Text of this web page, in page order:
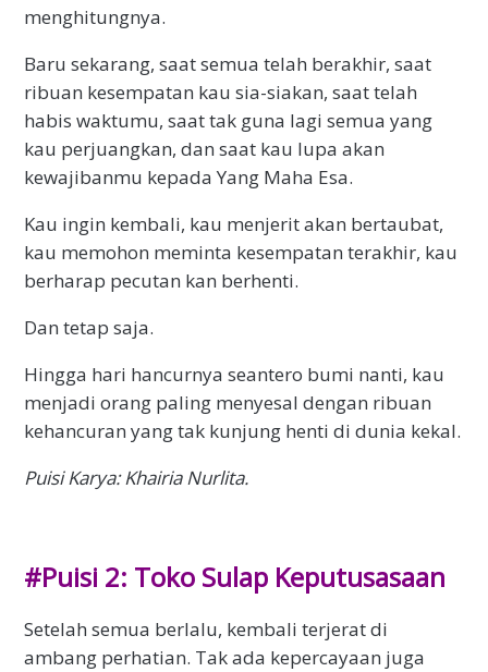
menghitungnya.
Baru sekarang, saat semua telah berakhir, saat
ribuan kesempatan kau sia-siakan, saat telah
habis waktumu, saat tak guna lagi semua yang
kau perjuangkan, dan saat kau lupa akan
kewajibanmu kepada Yang Maha Esa.
Kau ingin kembali, kau menjerit akan bertaubat,
kau memohon meminta kesempatan terakhir, kau
berharap pecutan kan berhenti.
Dan tetap saja.
Hingga hari hancurnya seantero bumi nanti, kau
menjadi orang paling menyesal dengan ribuan
kehancuran yang tak kunjung henti di dunia kekal.
Puisi Karya: Khairia Nurlita.
#Puisi 2: Toko Sulap Keputusasaan
Setelah semua berlalu, kembali terjerat di
ambang perhatian. Tak ada kepercayaan juga